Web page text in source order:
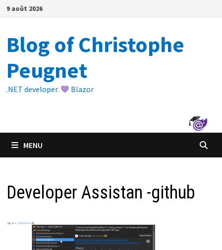
Passer
9 août 2026
Blog of Christophe
Peugnet
.NET developer. Blazor
MENU
Developer Assistan -github